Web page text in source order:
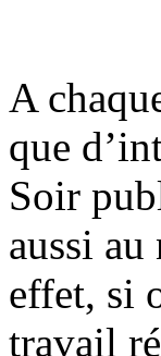
A
que
Soir
aussi
effet, si
travail